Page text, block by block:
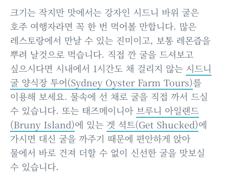
크기는 작지만 맛에서는 강자인 시드니 바위 굴은
호주 여행자라면 꼭 한 번 먹어볼 만합니다. 많은
레스토랑에서 만날 수 있는 진미이고, 보통 레몬즙을
뿌려 날것으로 먹습니다. 직접 깐 굴을 드셔보고
싶으시다면 시내에서 1시간도 채 걸리지 않는 시드니
굴 양식장 투어(Sydney Oyster Farm Tours)를
이용해 보세요. 물속에 선 채로 굴을 직접 까서 드실
수 있습니다. 또는 태즈메이니아브루니 아일랜드
(Bruny Island)에 있는 겟 셕트(Get Shucked)에
가시면 대신 굴을 까주기 때문에 편안하게 앉아
물에서 바로 건져 더할 수 없이 신선한 굴을 맛보실
수 있습니다.